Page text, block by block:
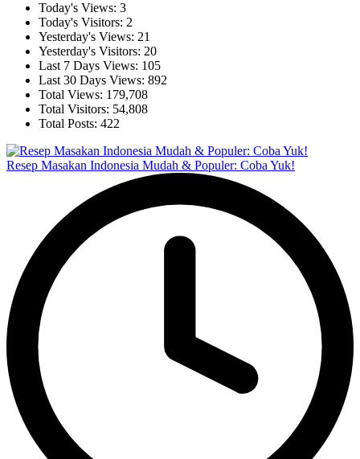
Today's Views: 3
Today's Visitors: 2
Yesterday's Views: 21
Yesterday's Visitors: 20
Last 7 Days Views: 105
Last 30 Days Views: 892
Total Views: 179,708
Total Visitors: 54,808
Total Posts: 422
Resep Masakan Indonesia Mudah & Populer: Coba Yuk!